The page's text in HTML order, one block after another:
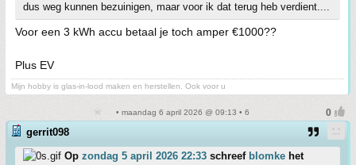
dus weg kunnen bezuinigen, maar voor ik dat terug heb verdient....
Voor een 3 kWh accu betaal je toch amper €1000??
Plus EV
Mijn hobby is glas-in-lood maken en herstellen. Ook voor u
• maandag 6 april 2026 @ 09:13 • 6
gerrit098
Op zondag 5 april 2026 22:33 schreef blomke het